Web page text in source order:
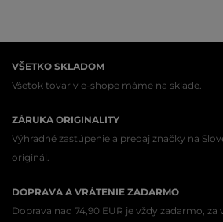
VŠETKO SKLADOM
Všetok tovar v e-shope máme na sklade.
ZÁRUKA ORIGINALITY
Výhradné zastúpenie a predaj značky na
originál.
DOPRAVA A VRÁTENIE ZADARMO
Doprava nad 74,90 EUR je vždy zadarmo,